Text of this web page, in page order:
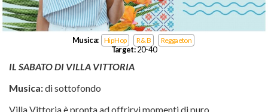
Musica: Hip Hop R & B Reggaeton
Target:20-40
IL SABATO DI VILLA VITTORIA
Musica:di sottofondo
Villa Vittoria è pronta ad offrirvi momenti di puro